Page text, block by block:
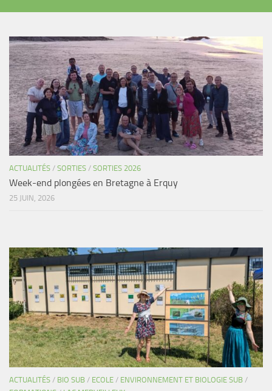
ACTUALITÉS / SORTIES / SORTIES 2026
Week-end plongées en Bretagne à Erquy
25 JUIN, 2026
ACTUALITÉS / BIO SUB / ECOLE / ENVIRONNEMENT ET BIOLOGIE SUB /